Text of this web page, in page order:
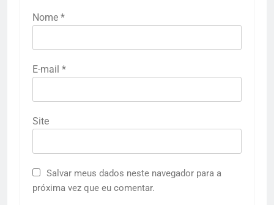
Nome *
E-mail *
Site
Salvar meus dados neste navegador para a
próxima vez que eu comentar.